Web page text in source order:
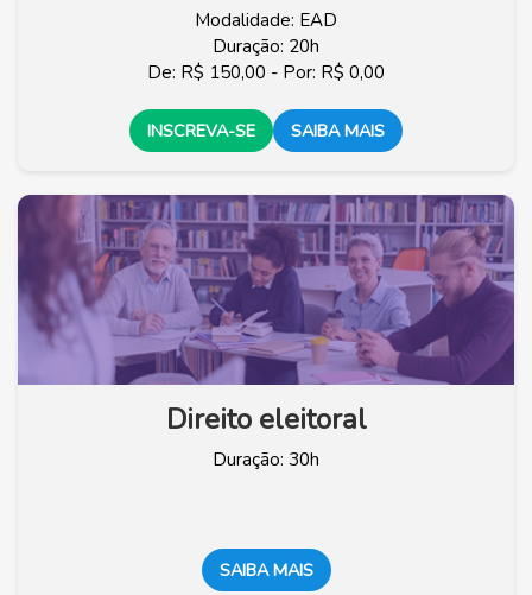
Modalidade: EAD
Duração: 20h
De: R$ 150,00 - Por: R$ 0,00
INSCREVA-SE SAIBA MAIS
Direito eleitoral
Duração: 30h
SAIBA MAIS